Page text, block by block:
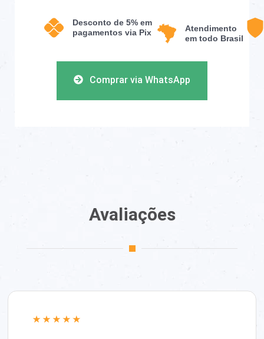
Comprar via WhatsApp
Desconto de 5% em
pagamentos via Pix
Atendimento
em todo Brasil
Avaliações